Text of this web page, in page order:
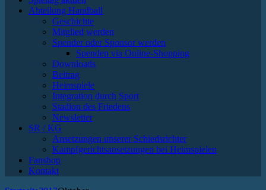
Abteilung Handball
Geschichte
Mitglied werden
Spender oder Sponsor werden
Spenden via Online-Shopping
Downloads
Beitrag
Heimspiele
Integration durch Sport
Stadion des Friedens
Newsletter
SR / KG
Ansetzungen unserer Schiedsrichter
Kampfgerichtsansetzungen bei Heimspielen
Fanshop
Kontakt